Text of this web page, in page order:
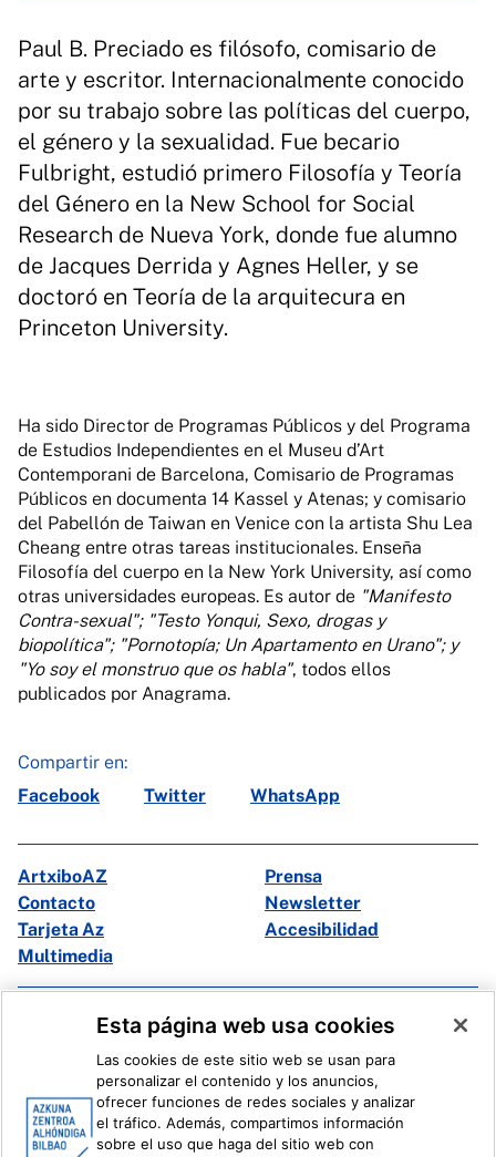
Paul B. Preciado es filósofo, comisario de
arte y escritor. Internacionalmente conocido
por su trabajo sobre las políticas del cuerpo,
el género y la sexualidad. Fue becario
Fulbright, estudió primero Filosofía y Teoría
del Género en la New School for Social
Research de Nueva York, donde fue alumno
de Jacques Derrida y Agnes Heller, y se
doctoró en Teoría de la arquitecura en
Princeton University.
Ha sido Director de Programas Públicos y del Programa
de Estudios Independientes en el Museu d’Art
Contemporani de Barcelona, Comisario de Programas
Públicos en documenta 14 Kassel y Atenas; y comisario
del Pabellón de Taiwan en Venice con la artista Shu Lea
Cheang entre otras tareas institucionales. Enseña
Filosofía del cuerpo en la New York University, así como
otras universidades europeas. Es autor de "Manifesto
Contra-sexual"; "Testo Yonqui, Sexo, drogas y
biopolítica"; "Pornotopía; Un Apartamento en Urano"; y
"Yo soy el monstruo que os habla", todos ellos
publicados por Anagrama.
Compartir en:
Facebook
Twitter WhatsApp
ArtxiboAZ
Prensa
Contacto
Newsletter
Tarjeta Az
Accesibilidad
Multimedia
Facebook
X
Ivoox
Información legal Sistema Interno de Información
Esta página web usa cookies
Las cookies de este sitio web se usan para
personalizar el contenido y los anuncios,
ofrecer funciones de redes sociales y analizar
el tráfico. Además, compartimos información
sobre el uso que haga del sitio web con